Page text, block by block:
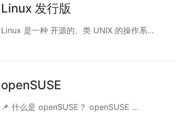
Linux 发行版
Linux 是一种 开源的、类 UNIX 的操作系…
openSUSE
📌 什么是 openSUSE？ openSUSE …